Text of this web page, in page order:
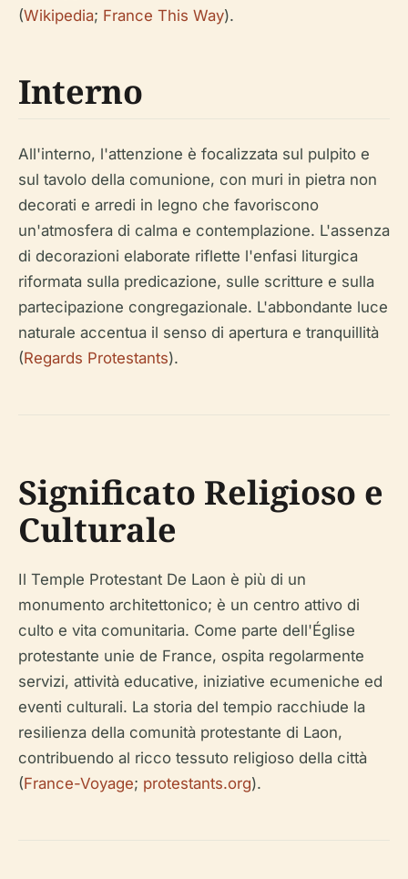
(Wikipedia; France This Way).
Interno
All'interno, l'attenzione è focalizzata sul pulpito e
sul tavolo della comunione, con muri in pietra non
decorati e arredi in legno che favoriscono
un'atmosfera di calma e contemplazione. L'assenza
di decorazioni elaborate riflette l'enfasi liturgica
riformata sulla predicazione, sulle scritture e sulla
partecipazione congregazionale. L'abbondante luce
naturale accentua il senso di apertura e tranquillità
(Regards Protestants).
Significato Religioso e
Culturale
Il Temple Protestant De Laon è più di un
monumento architettonico; è un centro attivo di
culto e vita comunitaria. Come parte dell'Église
protestante unie de France, ospita regolarmente
servizi, attività educative, iniziative ecumeniche ed
eventi culturali. La storia del tempio racchiude la
resilienza della comunità protestante di Laon,
contribuendo al ricco tessuto religioso della città
(France-Voyage; protestants.org).